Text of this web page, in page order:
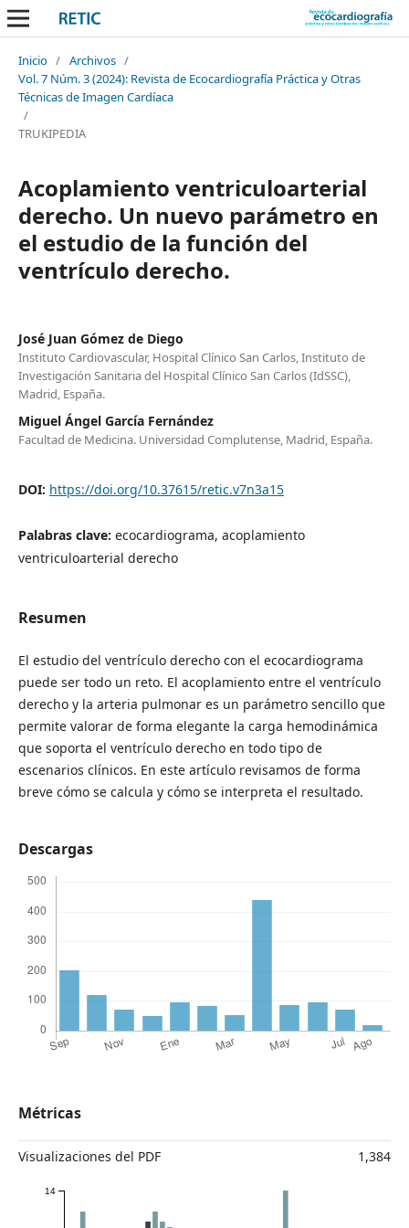
Inicio / Archivos /
Vol. 7 Núm. 3 (2024): Revista de Ecocardiografía Práctica y Otras
Técnicas de Imagen Cardíaca
/
TRUKIPEDIA
Acoplamiento ventriculoarterial
derecho. Un nuevo parámetro en
el estudio de la función del
ventrículo derecho.
José Juan Gómez de Diego
Instituto Cardiovascular, Hospital Clínico San Carlos, Instituto de
Investigación Sanitaria del Hospital Clínico San Carlos (IdSSC),
Madrid, España.
Miguel Ángel García Fernández
Facultad de Medicina. Universidad Complutense, Madrid, España.
DOI: https://doi.org/10.37615/retic.v7n3a15
Palabras clave: ecocardiograma, acoplamiento
ventriculoarterial derecho
Resumen
El estudio del ventrículo derecho con el ecocardiograma
puede ser todo un reto. El acoplamiento entre el ventrículo
derecho y la arteria pulmonar es un parámetro sencillo que
permite valorar de forma elegante la carga hemodinámica
que soporta el ventrículo derecho en todo tipo de
escenarios clínicos. En este artículo revisamos de forma
breve cómo se calcula y cómo se interpreta el resultado.
Descargas
Métricas
Visualizaciones del PDF 1,384
14